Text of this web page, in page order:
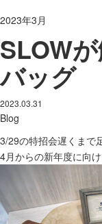
2023年3月
SLOW
バッグ
2023.03.31
Blog
3/29の特招会遅くまで
4月からの新年度に向